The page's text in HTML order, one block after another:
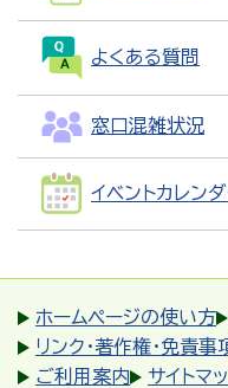
よくある質問
窓口混雑状況
イベントカレン
ホームページの使い方
リンク・著作権・免責事
ご利用案内
サイトマ